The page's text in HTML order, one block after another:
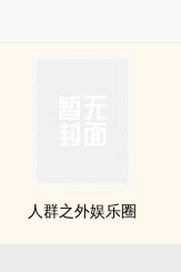
人群之外娱乐圈